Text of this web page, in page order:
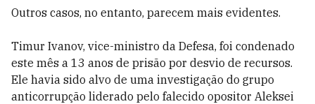
Outros casos, no entanto, parecem mais evidentes.
Timur Ivanov, vice-ministro da Defesa, foi condenado
este mês a 13 anos de prisão por desvio de recursos.
Ele havia sido alvo de uma investigação do grupo
anticorrupção liderado pelo falecido opositor Aleksei